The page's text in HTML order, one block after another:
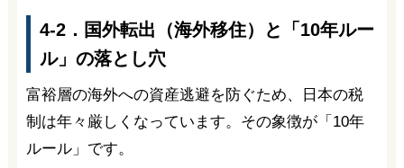
4-2．国外転出（海外移住）と「10年ルー
ル」の落とし穴
富裕層の海外への資産逃避を防ぐため、日本の税
制は年々厳しくなっています。その象徴が「10年
ルール」です。